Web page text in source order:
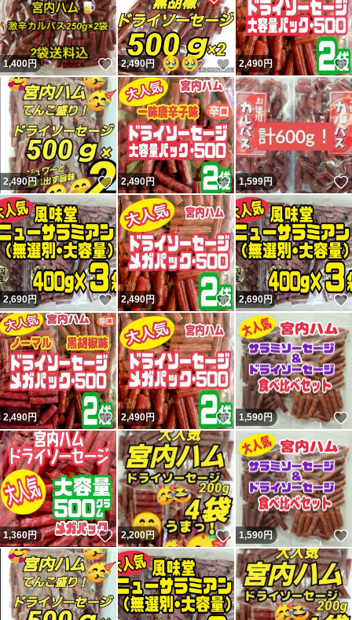
#サラミ
#カルパス
#ドライソーセージ
#ビーフジャーキー
#山形名物
#食品
#おつまみ
#保存食
#宮内ハム
#ドライソーセージ最安値
1,400円 いいね！
2,490円 いいね！
2,490円
2,490円 いいね！
2,490円 いいね！
1,599円
2,690円 いいね！
2,490円 いいね！
2,690円
2,490円 いいね！
2,490円 いいね！
1,590円
1,360円 いいね！
2,200円 いいね！
1,590円